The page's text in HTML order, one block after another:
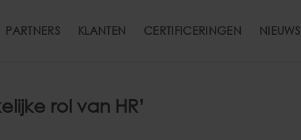
PARTNERS KLANTEN CERTIFICERINGEN NIEUWS
rol van HR’